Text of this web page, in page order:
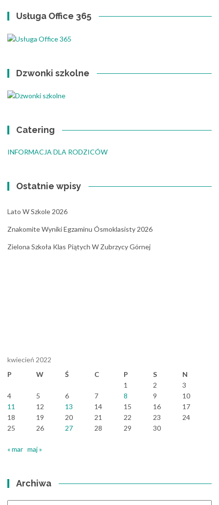
Usługa Office 365
Dzwonki szkolne
Catering
INFORMACJA DLA RODZICÓW
Ostatnie wpisy
Lato W Szkole 2026
Znakomite Wyniki Egzaminu Ósmoklasisty 2026
Zielona Szkoła Klas Piątych W Zubrzycy Górnej
kwiecień 2022
P
W Ś C P S
N
1
2
3
4
5 6 7 8 9
10
11
12 13 14 15 16
17
18
19 20 21 22 23
24
25
26 27 28 29 30
« mar maj »
Archiwa